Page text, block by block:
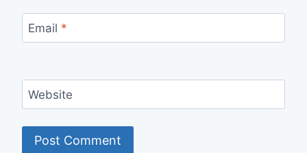
Email *
Website